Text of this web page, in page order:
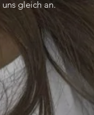
gleich an.